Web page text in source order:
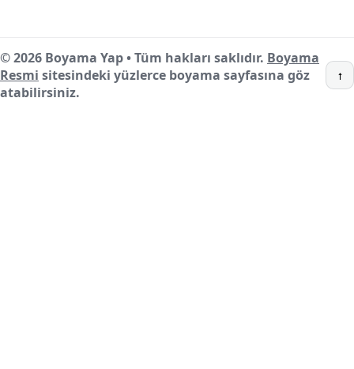
© 2026 Boyama Yap • Tüm hakları saklıdır. Boyama
Resmi sitesindeki yüzlerce boyama sayfasına göz
atabilirsiniz.
↑